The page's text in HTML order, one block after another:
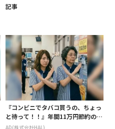
記事
『コンビニでタバコ買うの、ちょっ
と待って！！』年間11万円節約の新
型タバコ
AD(株式会社HAL)